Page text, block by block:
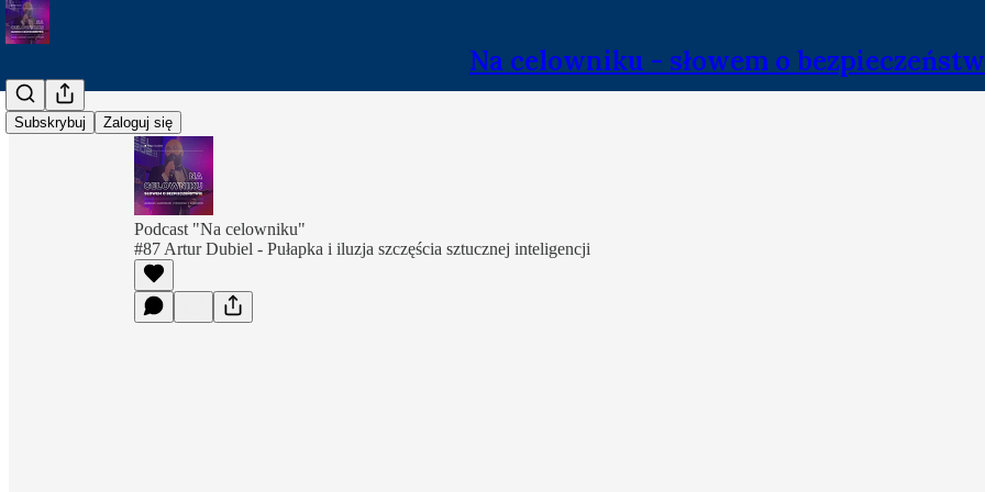
Na celowniku - słowem o
Subskrybuj Zaloguj się
Podcast "Na celowniku"
#87 Artur Dubiel - Pułapka i iluzja szczęścia sztucznej inteligencji